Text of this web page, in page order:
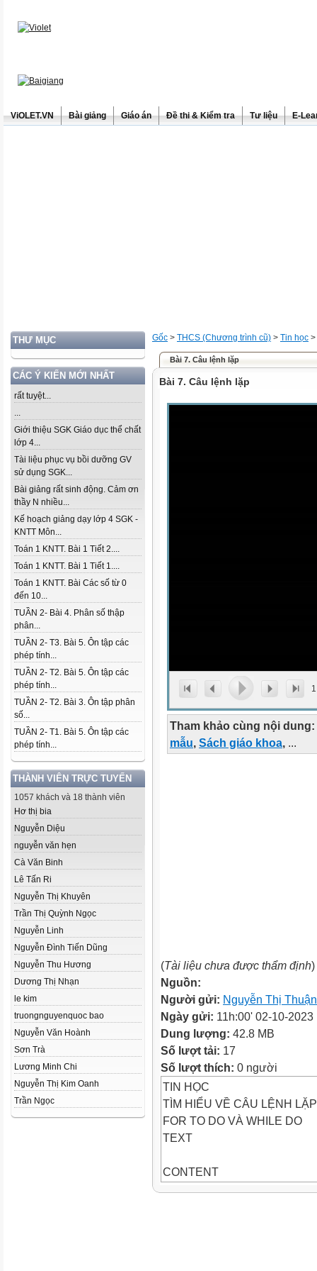
ViOLET.VN Bài giảng Giáo án Đề thi & Kiểm tra Tư liệu E-
THƯ MỤC
CÁC Ý KIẾN MỚI NHẤT
rất tuyệt...
...
Giới thiệu SGK Giáo dục thể chất
lớp 4...
Tài liệu phục vụ bồi dưỡng GV
sử dụng SGK...
Bài giảng rất sinh động. Cảm ơn
thầy N nhiều...
Kế hoạch giảng dạy lớp 4 SGK -
KNTT Môn...
Toán 1 KNTT. Bài 1 Tiết 2....
Toán 1 KNTT. Bài 1 Tiết 1....
Toán 1 KNTT. Bài Các số từ 0
đến 10...
TUẦN 2- Bài 4. Phân số thập
phân...
TUẦN 2- T3. Bài 5. Ôn tập các
phép tính...
TUẦN 2- T2. Bài 5. Ôn tập các
phép tính...
TUẦN 2- T2. Bài 3. Ôn tập phân
số...
TUẦN 2- T1. Bài 5. Ôn tập các
phép tính...
THÀNH VIÊN TRỰC TUYẾN
1057 khách và 18 thành viên
Hơ thị bia
Nguyễn Diệu
nguyễn văn hẹn
Cà Văn Binh
Lê Tấn Ri
Nguyễn Thị Khuyên
Trần Thị Quỳnh Ngọc
Nguyễn Linh
Nguyễn Đình Tiến Dũng
Nguyễn Thu Hương
Dương Thị Nhạn
le kim
truongnguyenquoc bao
Nguyễn Văn Hoành
Sơn Trà
Lương Minh Chi
Nguyễn Thị Kim Oanh
Trần Ngọc
Gốc > THCS (Chương trình cũ) > Tin học >
Bài 7. Câu lệnh lặp
Bài 7. Câu lệnh lặp
1
Tham khảo cùng nội dung:
mẫu, Sách giáo khoa, ...
(Tài liệu chưa được thẩm định)
Nguồn:
Người gửi: Nguyễn Thị Thuận
Ngày gửi: 11h:00' 02-10-2023
Dung lượng: 42.8 MB
Số lượt tải: 17
Số lượt thích: 0 người
TIN HỌC
TÌM HIỂU VỀ CÂU LỆNH LẶP
FOR TO DO VÀ WHILE DO
TEXT
CONTENT